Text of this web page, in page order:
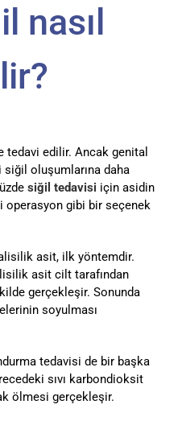
nasıl
tedavi edilir. Ancak genital
oluşumlarına daha
siğil tedavisi için asidin
operasyon gibi bir seçenek
asit, ilk yöntemdir.
asit cilt tarafından
gerçekleşir. Sonunda
soyulması
tedavisi de bir başka
sıvı karbondioksit
ölmesi gerçekleşir.